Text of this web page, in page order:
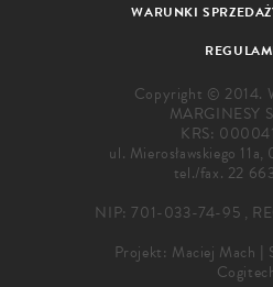
WARUNKI
Copyright © 2014.
MARGINESY
KRS:
ul. Mierosławskiego 11a,
tel./fax. 22
NIP: 701-033-74-95 ,
Projekt: Maciej Mach |